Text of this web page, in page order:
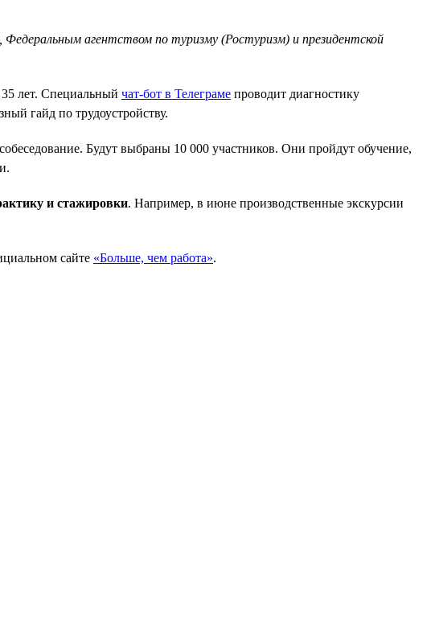
агентством по туризму (Ростуризм) и президентской
35 лет. Специальный чат-бот в Телеграме проводит диагностику
гайд по трудоустройству.
Будут выбраны 10 000 участников. Они пройдут обучение,
и стажировки. Например, в июне производственные экскурсии
сайте «Больше, чем работа».